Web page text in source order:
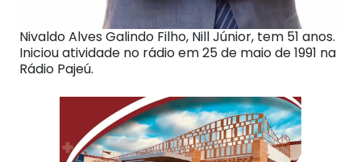
Nivaldo Alves Galindo Filho, Nill Júnior, tem 51 anos.
Iniciou atividade no rádio em 25 de maio de 1991 na
Rádio Pajeú.